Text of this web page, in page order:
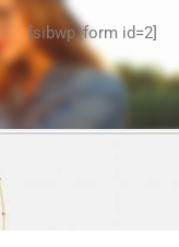
[sibwp_form id=2]